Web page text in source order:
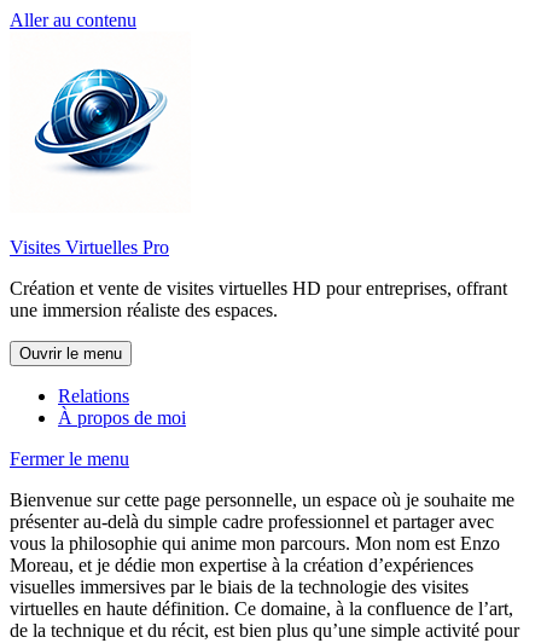
Aller au contenu
Visites Virtuelles Pro
Création et vente de visites virtuelles HD pour entreprises, offrant
une immersion réaliste des espaces.
Ouvrir le menu
Relations
À propos de moi
Fermer le menu
Bienvenue sur cette page personnelle, un espace où je souhaite me
présenter au-delà du simple cadre professionnel et partager avec
vous la philosophie qui anime mon parcours. Mon nom est Enzo
Moreau, et je dédie mon expertise à la création d’expériences
visuelles immersives par le biais de la technologie des visites
virtuelles en haute définition. Ce domaine, à la confluence de l’art,
de la technique et du récit, est bien plus qu’une simple activité pour